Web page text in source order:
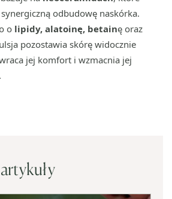
odbudowę naskórka.
o lipidy, alatoinę, betainę oraz
pozostawia skórę widocznie
jej komfort i wzmacnia jej